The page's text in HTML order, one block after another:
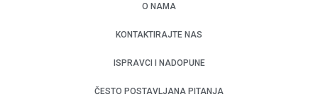
O NAMA
KONTAKTIRAJTE NAS
ISPRAVCI I NADOPUNE
ČESTO POSTAVLJANA PITANJA